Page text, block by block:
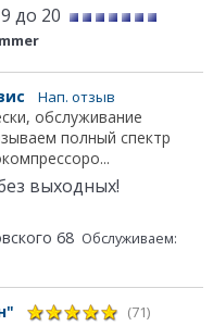
до 20
Нап. отзыв
обслуживание
полный спектр
выходных!
68 Обслуживаем:
(71)